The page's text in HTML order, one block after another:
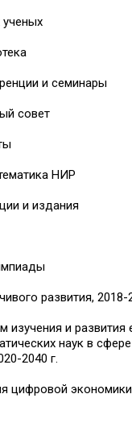
и семинары
совет
НИР
и издания
развития,
изучения и развития
наук в
2040 г.
цифровой